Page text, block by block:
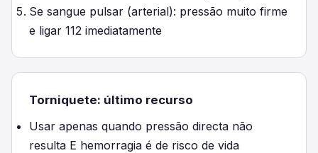
Se sangue pulsar (arterial): pressão muito firme
e ligar 112 imediatamente
Torniquete: último recurso
Usar apenas quando pressão directa não
resulta E hemorragia é de risco de vida